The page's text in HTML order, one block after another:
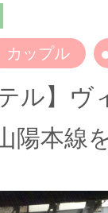
カップル
ル】ヴ
陽本線